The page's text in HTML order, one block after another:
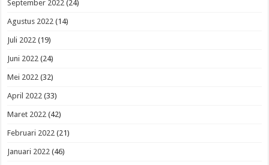
September 2022 (24)
Agustus 2022 (14)
Juli 2022 (19)
Juni 2022 (24)
Mei 2022 (32)
April 2022 (33)
Maret 2022 (42)
Februari 2022 (21)
Januari 2022 (46)